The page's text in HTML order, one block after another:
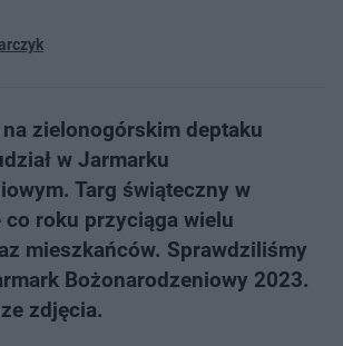
zielonogórskim deptaku
w Jarmarku
Targ świąteczny w
co roku przyciąga wielu
mieszkańców. Sprawdziliśmy
Bożonarodzeniowy 2023.
zdjęcia.